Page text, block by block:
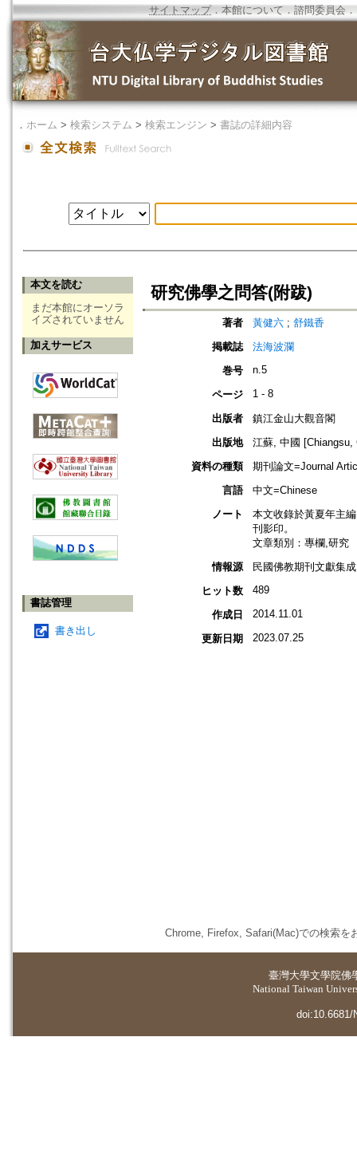
サイトマップ．本館について ． 諮問委員会 ．
． ホーム > 検索システム > 検索エンジン > 書誌の詳細内容
本文を読む
まだ本館にオーソラ
イズされていません
加えサービス
書誌管理
書き出し
研究佛學之問答(附跋)
著者 黃健六 ; 舒鐵香
掲載誌
法海波瀾
巻号
n.5
ページ 1 - 8
出版者
鎮江金山大觀音閣
出版地
江蘇, 中國 [Chiangsu,
資料の種類
期刊論文=Journal
言語
中文=Chinese
ノート
本文收錄於黃夏年主
刊影印。
文章類別：專欄,研究
情報源
民國佛教期刊文獻集
ヒット数
489
作成日 2014.11.01
更新日期 2023.07.25
Chrome, Firefox, Safari(Mac)での検索を
臺灣大學文學院佛
National Taiwan
doi:10.6681/